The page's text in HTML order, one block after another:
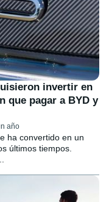
invertir en
que pagar a BYD y
año
ha convertido en un
últimos tiempos.